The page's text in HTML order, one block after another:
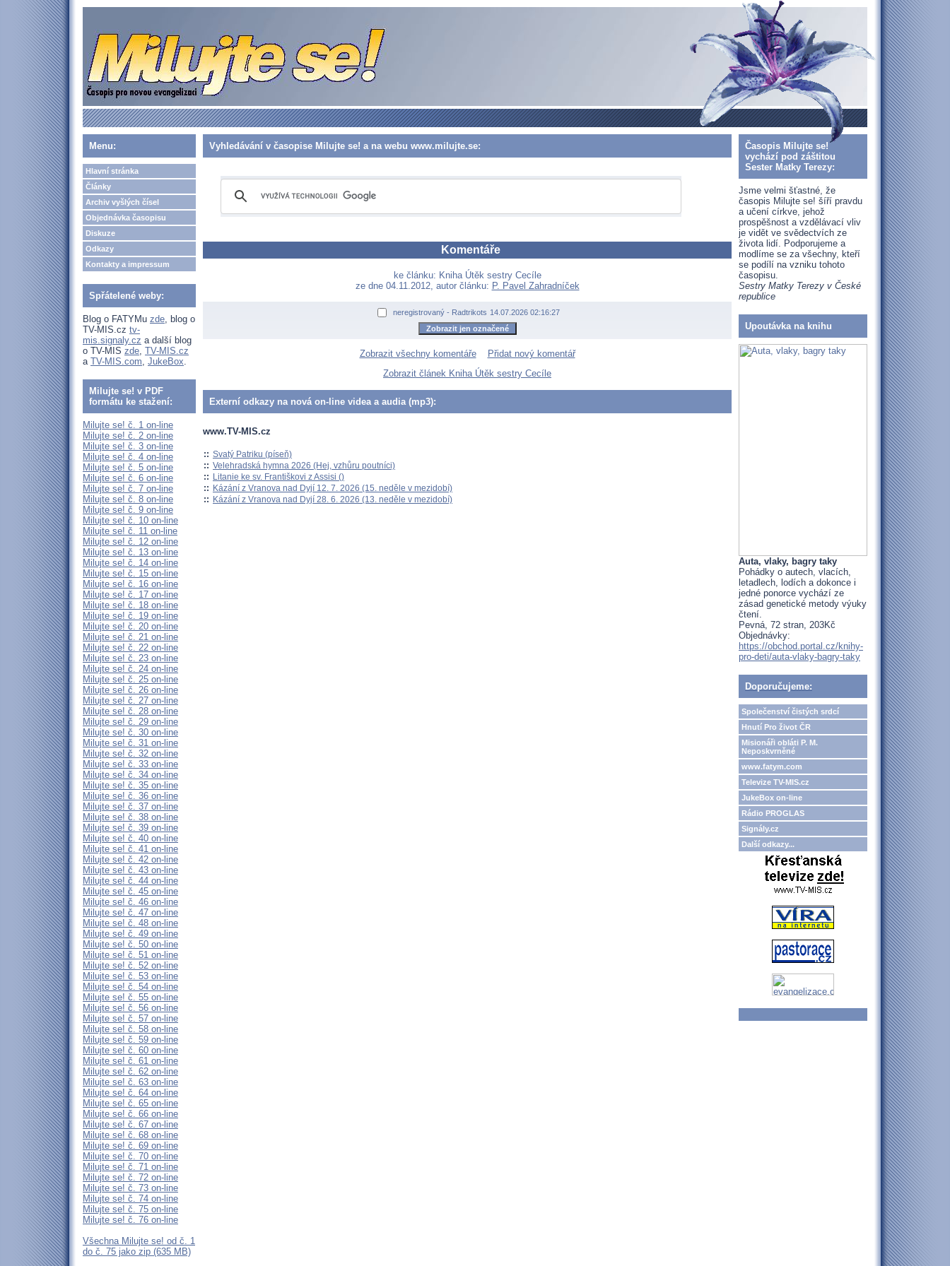
Menu:
Hlavní stránka
Články
Archiv vyšlých čísel
Objednávka časopisu
Diskuze
Odkazy
Kontakty a impressum
Spřátelené weby:
Blog o FATYMu zde, blog o
TV-MIS.cz tv-
mis.signaly.cz a další blog
o TV-MIS zde, TV-MIS.cz
a TV-MIS.com, JukeBox.
Milujte se! v PDF
formátu ke stažení:
Milujte se! č. 1 on-line
Milujte se! č. 2 on-line
Milujte se! č. 3 on-line
Milujte se! č. 4 on-line
Milujte se! č. 5 on-line
Milujte se! č. 6 on-line
Milujte se! č. 7 on-line
Milujte se! č. 8 on-line
Milujte se! č. 9 on-line
Milujte se! č. 10 on-line
Milujte se! č. 11 on-line
Milujte se! č. 12 on-line
Milujte se! č. 13 on-line
Milujte se! č. 14 on-line
Milujte se! č. 15 on-line
Milujte se! č. 16 on-line
Milujte se! č. 17 on-line
Milujte se! č. 18 on-line
Milujte se! č. 19 on-line
Milujte se! č. 20 on-line
Milujte se! č. 21 on-line
Milujte se! č. 22 on-line
Milujte se! č. 23 on-line
Milujte se! č. 24 on-line
Milujte se! č. 25 on-line
Milujte se! č. 26 on-line
Milujte se! č. 27 on-line
Milujte se! č. 28 on-line
Milujte se! č. 29 on-line
Milujte se! č. 30 on-line
Milujte se! č. 31 on-line
Milujte se! č. 32 on-line
Milujte se! č. 33 on-line
Milujte se! č. 34 on-line
Milujte se! č. 35 on-line
Milujte se! č. 36 on-line
Milujte se! č. 37 on-line
Milujte se! č. 38 on-line
Milujte se! č. 39 on-line
Milujte se! č. 40 on-line
Milujte se! č. 41 on-line
Milujte se! č. 42 on-line
Milujte se! č. 43 on-line
Milujte se! č. 44 on-line
Milujte se! č. 45 on-line
Milujte se! č. 46 on-line
Milujte se! č. 47 on-line
Milujte se! č. 48 on-line
Milujte se! č. 49 on-line
Milujte se! č. 50 on-line
Milujte se! č. 51 on-line
Milujte se! č. 52 on-line
Milujte se! č. 53 on-line
Milujte se! č. 54 on-line
Milujte se! č. 55 on-line
Milujte se! č. 56 on-line
Milujte se! č. 57 on-line
Milujte se! č. 58 on-line
Milujte se! č. 59 on-line
Milujte se! č. 60 on-line
Milujte se! č. 61 on-line
Milujte se! č. 62 on-line
Milujte se! č. 63 on-line
Milujte se! č. 64 on-line
Milujte se! č. 65 on-line
Milujte se! č. 66 on-line
Milujte se! č. 67 on-line
Milujte se! č. 68 on-line
Milujte se! č. 69 on-line
Milujte se! č. 70 on-line
Milujte se! č. 71 on-line
Milujte se! č. 72 on-line
Milujte se! č. 73 on-line
Milujte se! č. 74 on-line
Milujte se! č. 75 on-line
Milujte se! č. 76 on-line
Všechna Milujte se! od č. 1
do č. 75 jako zip (635 MB)
Vyhledávání v časopise Milujte se! a na webu www.milujte.se:
Komentáře
ke článku: Kniha Útěk sestry Cecíle
ze dne 04.11.2012, autor článku: P. Pavel Zahradníček
neregistrovaný - Radtrikots 14.07.2026 02:16:27
Zobrazit všechny komentáře
Přidat nový komentář
Zobrazit článek Kniha Útěk sestry Cecíle
Externí odkazy na nová on-line videa a audia (mp3):
www.TV-MIS.cz
:: Svatý Patriku (píseň)
:: Velehradská hymna 2026 (Hej, vzhůru poutníci)
:: Litanie ke sv. Františkovi z Assisi ()
:: Kázání z Vranova nad Dyjí 12. 7. 2026 (15. neděle v mezidobí)
:: Kázání z Vranova nad Dyjí 28. 6. 2026 (13. neděle v mezidobí)
Časopis Milujte se!
vychází pod záštitou
Sester Matky Terezy:
Jsme velmi šťastné, že
časopis Milujte se! šíří pravdu
a učení církve, jehož
prospěšnost a vzdělávací vliv
je vidět ve svědectvích ze
života lidí. Podporujeme a
modlíme se za všechny, kteří
se podílí na vzniku tohoto
časopisu.
Sestry Matky Terezy v České
republice
Upoutávka na knihu
Auta, vlaky, bagry taky
Pohádky o autech, vlacích,
letadlech, lodích a dokonce i
jedné ponorce vychází ze
zásad genetické metody výuky
čtení.
Pevná, 72 stran, 203Kč
Objednávky:
https://obchod.portal.cz/knihy-
pro-deti/auta-vlaky-bagry-taky
Doporučujeme:
Společenství čistých srdcí
Hnutí Pro život ČR
Misionáři obláti P. M.
Neposkvrněné
www.fatym.com
Televize TV-MIS.cz
JukeBox on-line
Rádio PROGLAS
Signály.cz
Další odkazy...